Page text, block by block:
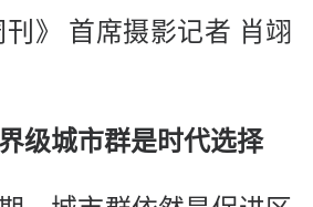
刊》 首席摄影记者 肖翊
级城市群是时代选择